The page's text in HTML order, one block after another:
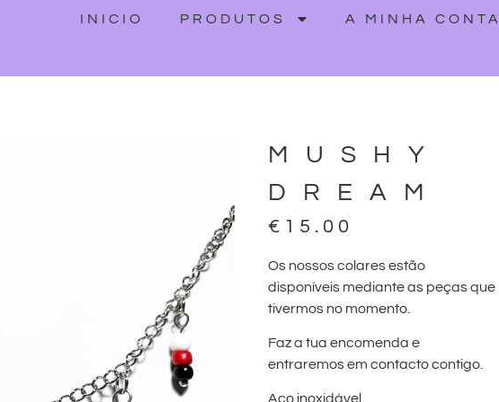
INICIO PRODUTOS A MINHA CONTA
MUSHY
DREAM
€ 15.00
Os nossos colares estão
disponíveis mediante as peças que
tivermos no momento.
Faz a tua encomenda e
entraremos em contacto contigo.
Aço inoxidável.